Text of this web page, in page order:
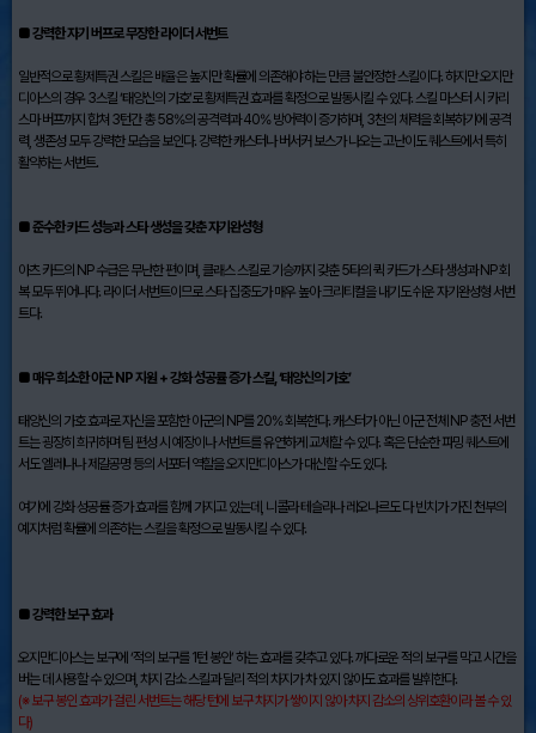
■ 강력한 자기 버프로 무장한 라이더 서번트
일반적으로 황제특권 스킬은 배율은 높지만 확률에 의존해야 하는 만큼 불안정한 스킬이다. 하지만 오지만
디아스의 경우 3스킬 ‘태양신의 가호’로 황제특권 효과를 확정으로 발동시킬 수 있다. 스킬 마스터 시 카리
스마 버프까지 합쳐 3턴간 총 58%의 공격력과 40% 방어력이 증가하며, 3천의 체력을 회복하기에 공격
력, 생존성 모두 강력한 모습을 보인다. 강력한 캐스터나 버서커 보스가 나오는 고난이도 퀘스트에서 특히
활약하는 서번트.
■ 준수한 카드 성능과 스타 생성을 갖춘 자기완성형
아츠 카드의 NP 수급은 무난한 편이며, 클래스 스킬로 기승까지 갖춘 5타의 퀵 카드가 스타 생성과 NP 회
복 모두 뛰어나다. 라이더 서번트이므로 스타 집중도가 매우 높아 크리티컬을 내기도 쉬운 자기완성형 서번
트다.
■ 매우 희소한 아군 NP 지원 + 강화 성공률 증가 스킬, ‘태양신의 가호’
태양신의 가호 효과로 자신을 포함한 아군의 NP를 20% 회복한다. 캐스터가 아닌 아군 전체 NP 충전 서번
트는 굉장히 희귀하며 팀 편성 시 예장이나 서번트를 유연하게 교체할 수 있다. 혹은 단순한 파밍 퀘스트에
서도 엘레나나 제갈공명 등의 서포터 역할을 오지만디아스가 대신할 수도 있다.
여기에 강화 성공률 증가 효과를 함께 가지고 있는데, 니콜라 테슬라나 레오나르도 다 빈치가 가진 천부의
예지처럼 확률에 의존하는 스킬을 확정으로 발동시킬 수 있다.
■ 강력한 보구 효과
오지만디아스는 보구에 ‘적의 보구를 1턴 봉인’ 하는 효과를 갖추고 있다. 까다로운 적의 보구를 막고 시간을
버는 데 사용할 수 있으며, 차지 감소 스킬과 달리 적의 차지가 차 있지 않아도 효과를 발휘한다.
(※ 보구 봉인 효과가 걸린 서번트는 해당 턴에 보구 차지가 쌓이지 않아 차지 감소의 상위호환이라 볼 수 있
다)